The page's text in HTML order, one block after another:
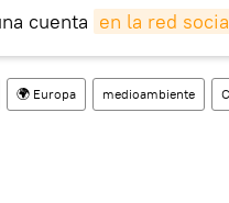
cuenta en la red
🌍 Europa medioambiente